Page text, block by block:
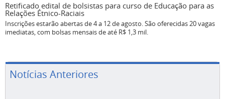
Retificado edital de bolsistas para curso de Educação para as
Relações Étnico-Raciais
Inscrições estarão abertas de 4 a 12 de agosto. São oferecidas 20 vagas
imediatas, com bolsas mensais de até R$ 1,3 mil.
Notícias Anteriores